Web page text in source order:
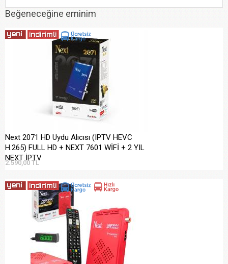
Beğeneceğine eminim
Next 2071 HD Uydu Alıcısı (IPTV HEVC
H.265) FULL HD + NEXT 7601 WİFİ + 2 YIL
NEXT İPTV
2.590,00 TL